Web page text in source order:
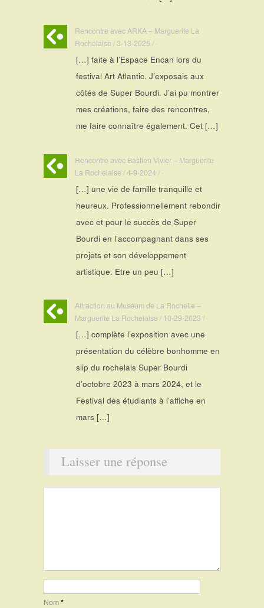
Rencontre avec ARKA – Marguerite La
Rochelaise / 3-13-2025 / ·
[…] faite à l’Espace Encan lors du
festival Art Atlantic. J’exposais aux
côtés de Super Bourdi. J’ai pu montrer
mes créations, faire des rencontres,
me faire connaître également. Cet […]
Rencontre avec Bastien Vivier – Marguerite
La Rochelaise / 4-9-2024 / ·
[…] une vie de famille tranquille et
heureux. Professionnellement rebondir
avec et pour le succès de Super
Bourdi en l’accompagnant dans ses
projets et son développement
artistique. Etre un peu […]
Attraction au Muséum de La Rochelle –
Marguerite La Rochelaise / 10-29-2023 / ·
[…] complète l’exposition avec une
présentation du célèbre bonhomme en
slip du rochelais Super Bourdi
d’octobre 2023 à mars 2024, et le
Festival des étudiants à l’affiche en
mars […]
Laisser une réponse
Nom*